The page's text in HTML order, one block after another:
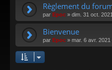
Règlement du
par Epoc » dim. 31 oct.
Bienvenue
par Epoc » mar. 6 avr. 2021